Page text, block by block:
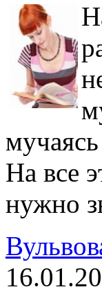
На все
нужно